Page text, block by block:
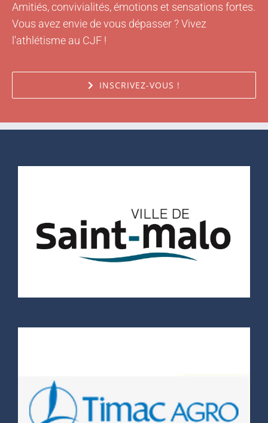
Amitiés, convivialités, émotions et sensations fortes.
Vous avez envie de vous dépasser ? Vivez
l'athlétisme au CJF !
INSCRIVEZ-VOUS !